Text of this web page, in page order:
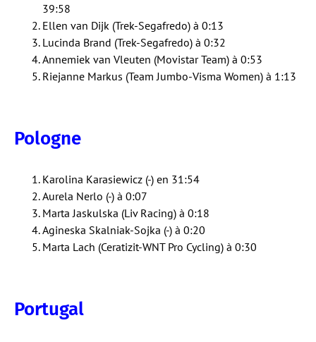
39:58
Ellen van Dijk (Trek-Segafredo) à 0:13
Lucinda Brand (Trek-Segafredo) à 0:32
Annemiek van Vleuten (Movistar Team) à 0:53
Riejanne Markus (Team Jumbo-Visma Women) à 1:13
Pologne
Karolina Karasiewicz (-) en 31:54
Aurela Nerlo (-) à 0:07
Marta Jaskulska (Liv Racing) à 0:18
Agineska Skalniak-Sojka (-) à 0:20
Marta Lach (Ceratizit-WNT Pro Cycling) à 0:30
Portugal